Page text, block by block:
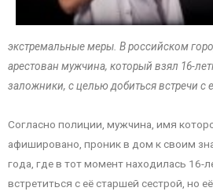
экстремальные меры. В российском
арестован мужчина, который взял 16-
заложники, с целью добиться встречи с
Согласно полиции, мужчина, имя
афишировано, проник в дом к своим
года, где в тот момент находилась 16-
встретиться с её старшей сестрой, но